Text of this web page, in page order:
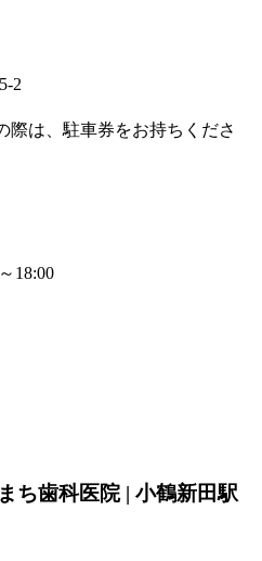
2
際は、駐車券をお持ちくださ
18:00
ち歯科医院 | 小鶴新田駅